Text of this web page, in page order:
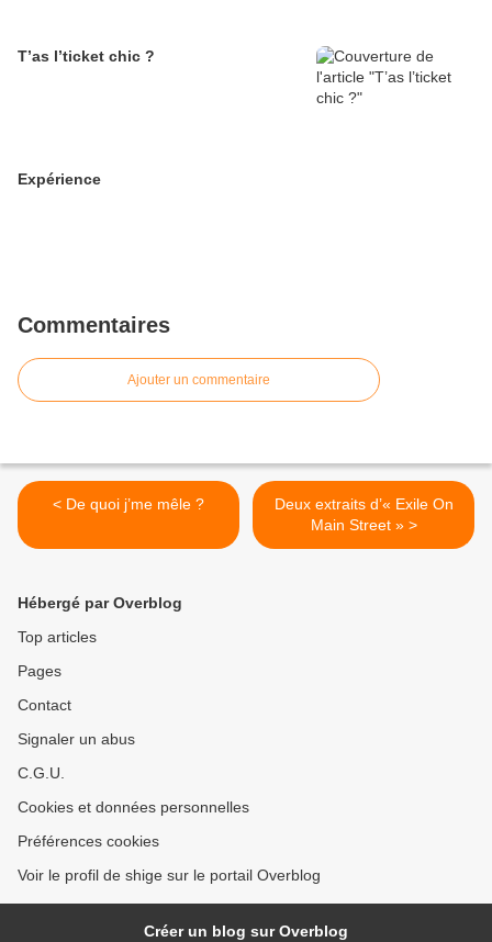
T’as l’ticket chic ?
Expérience
Commentaires
Ajouter un commentaire
< De quoi j’me mêle ?
Deux extraits d’« Exile On
Main Street » >
Hébergé par Overblog
Top articles
Pages
Contact
Signaler un abus
C.G.U.
Cookies et données personnelles
Préférences cookies
Voir le profil de shige sur le portail Overblog
Créer un blog sur Overblog